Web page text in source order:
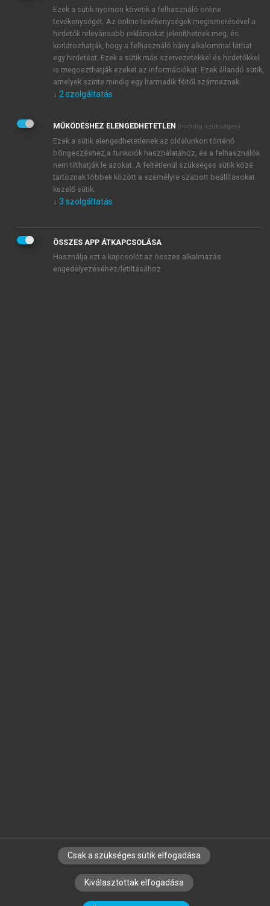
JELSZÓ ÚJRA
Kérek értesítést a MeRSZ újdonságairól, akcióiról.
Kérek értesítést az Akadémiai Kiadó Zrt. újdonságairól,
Adatkezelési tájékoztatóbanfoglaltakat tudomásul
veszem és elfogadom.
Általános vásárlási feltételeket, valamint a szotar.netés a
mersz.huoldalak licencszerződéseiben foglaltakat
tudomásul veszem és elfogadom.
KIPRÓBÁLOM
SZERZŐKNEK CÉGEKNEK KÖNYVTÁROSOKNAK
SZERKESZTÉSI ÉS LEKTORÁLÁSI ALAPELVEK
Ezek a sütik nyomon követik a felhasználó online
tevékenységét. Az online tevékenységek megismerésével a
hirdetők relevánsabb reklámokat jeleníthetnek meg, és
korlátozhatják, hogy a felhasználó hány alkalommal láthat
egy hirdetést. Ezek a sütik más szervezetekkel és hirdetőkkel
is megoszthatják ezeket az információkat. Ezek állandó sütik,
amelyek szinte mindig egy harmadik féltől származnak.
↓ 2 szolgáltatás
MŰKÖDÉSHEZ ELENGEDHETETLEN (mindig szükséges)
Ezek a sütik elengedhetetlenek az oldalunkon történő
böngészéshez,a funkciók használatához, és a felhasználók
nem tilthatják le azokat. A feltétlenül szükséges sütik közé
tartoznak többek között a személyre szabott beállításokat
kezelő sütik.
↓ 3 szolgáltatás
ÖSSZES APP ÁTKAPCSOLÁSA
Használja ezt a kapcsolót az összes alkalmazás
engedélyezéséhez/letiltásához.
Csak a szükséges sütik elfogadása
Kiválasztottak elfogadása